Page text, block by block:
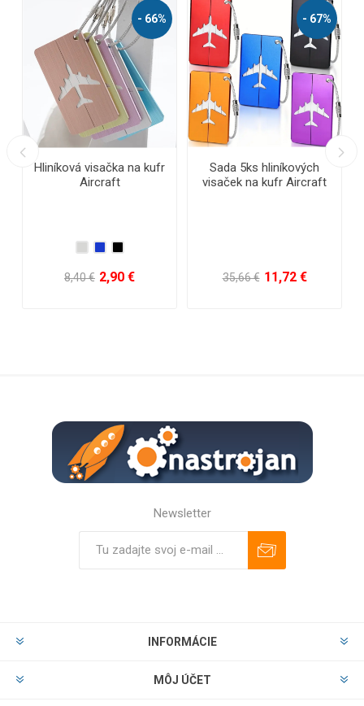
- 66%
visačka na kufr
- 67%
Sada 5ks hliníkových
visaček na kufr Aircraft
11,72 €
Reflexný
Newsletter
INFORMÁCIE
MÔJ ÚČET